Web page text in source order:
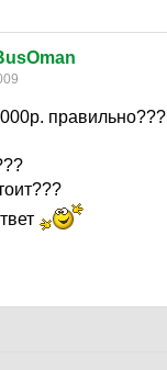
правильно???